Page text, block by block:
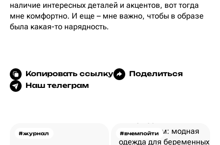
наличие интересных деталей и акцентов, вот тогда
мне комфортно. И еще – мне важно, чтобы в образе
была какая-то нарядность.
Копировать ссылку
Поделиться
Наш телеграм
#журнал #вчемпойти